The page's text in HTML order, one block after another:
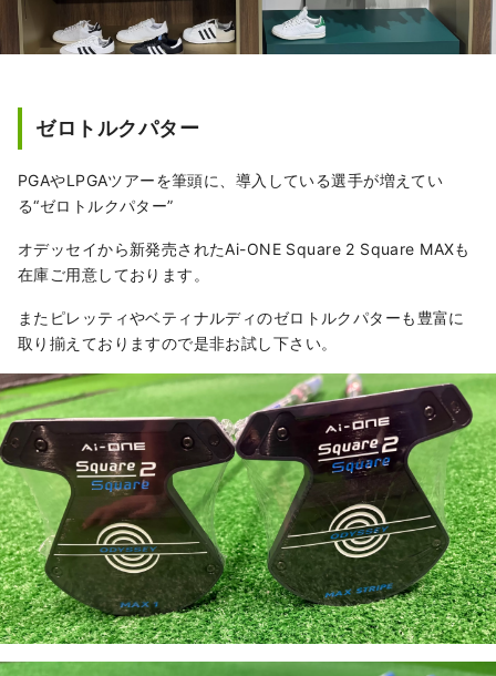
ゼロトルクパター
PGAやLPGAツアーを筆頭に、導入している選手が増えてい
る“ゼロトルクパター”
オデッセイから新発売されたAi-ONE Square 2 Square MAXも
在庫ご用意しております。
またピレッティやベティナルディのゼロトルクパターも豊富に
取り揃えておりますので是非お試し下さい。